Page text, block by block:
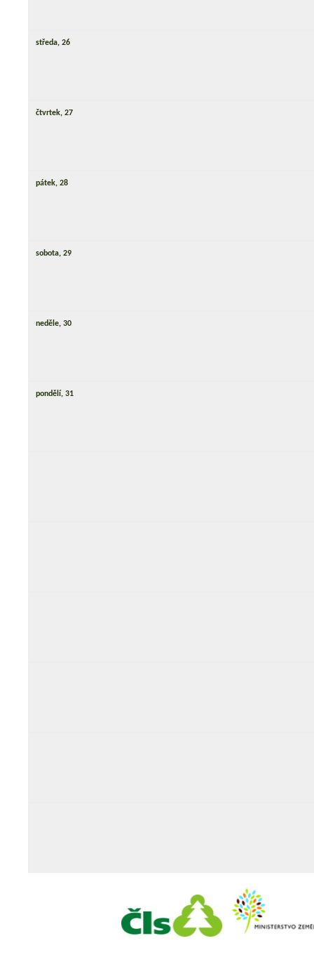
středa, 26
čtvrtek, 27
pátek, 28
sobota, 29
neděle, 30
pondělí, 31